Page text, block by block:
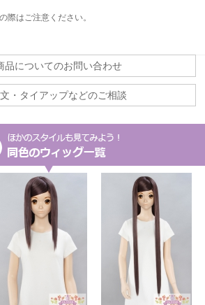
際はご注意ください。
品についてのお問い合わせ
・タイアップなどのご相談